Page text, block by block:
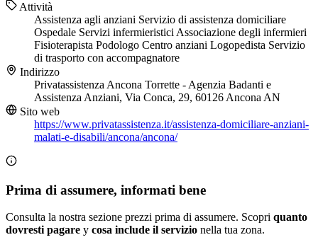
Attività
Assistenza agli anziani Servizio di assistenza domiciliare
Ospedale Servizi infermieristici Associazione degli infermieri
Fisioterapista Podologo Centro anziani Logopedista Servizio
di trasporto con accompagnatore
Indirizzo
Privatassistenza Ancona Torrette - Agenzia Badanti e
Assistenza Anziani, Via Conca, 29, 60126 Ancona AN
Sito web
https://www.privatassistenza.it/assistenza-domiciliare-anziani-
malati-e-disabili/ancona/ancona/
Prima di assumere, informati bene
Consulta la nostra sezione prezzi prima di assumere. Scopri quanto
dovresti pagare y cosa include il servizio nella tua zona.